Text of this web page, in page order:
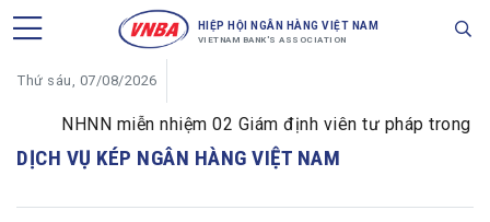
HIỆP HỘI NGÂN HÀNG VIỆT NAM
VIETNAM BANK'S ASSOCIATION
Thứ sáu, 07/08/2026
NHNN miễn nhiệm 02 Giám định viên tư pháp trong
DỊCH VỤ KÉP NGÂN HÀNG VIỆT NAM